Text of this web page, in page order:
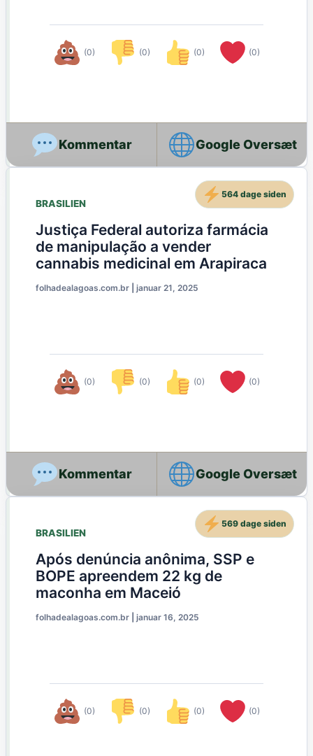
(0) (0) (0) (0)
Google Oversæt
BRASILIEN
Justiça Federal autoriza farmácia
de manipulação a vender
cannabis medicinal em Arapiraca
folhadealagoas.com.br januar 21, 2025
(0) (0) (0) (0)
564 dage siden
Google Oversæt
BRASILIEN
Após denúncia anônima, SSP e
BOPE apreendem 22 kg de
maconha em Maceió
folhadealagoas.com.br januar 16, 2025
(0) (0) (0) (0)
569 dage siden